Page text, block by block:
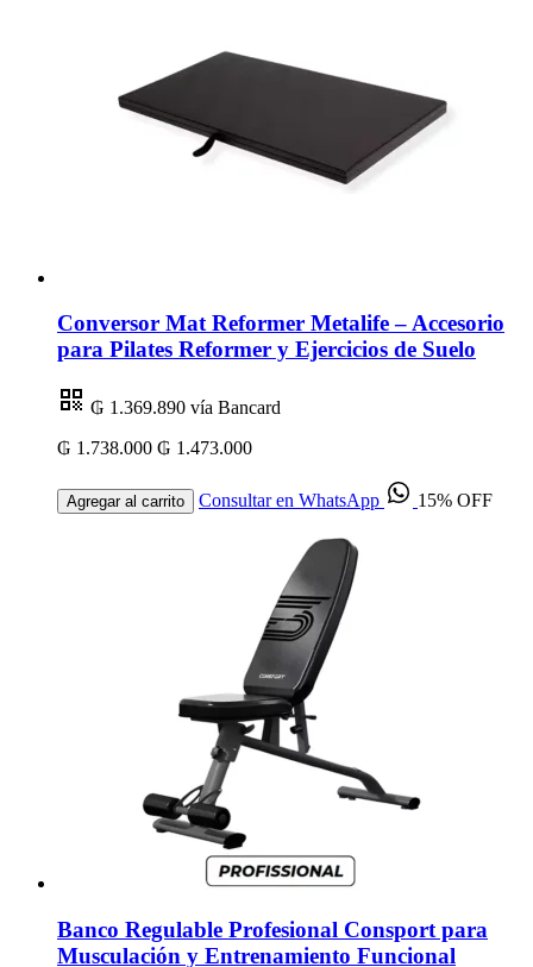
Conversor Mat Reformer Metalife – Accesorio
para Pilates Reformer y Ejercicios de Suelo
₲ 1.369.890 vía Bancard
₲ 1.738.000 ₲ 1.473.000
Agregar al carrito Consultar en WhatsApp 15% OFF
Banco Regulable Profesional Consport para
Musculación y Entrenamiento Funcional